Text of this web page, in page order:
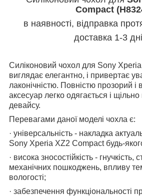
Compact
в наявності, відправка
доставка 1-3
Силіконовий чохол для Sony
виглядає елегантно, і привертає
лаконічністю. Повністю прозорий і
аксесуар легко одягається і
девайсу.
Перевагами даної моделі чохла є:
· універсальність - накладка
Sony Xperia XZ2 Compact будь-
· висока зносостійкість - гнучкість,
механічних пошкоджень, впливу
вологості;
· забезпечення функціональності